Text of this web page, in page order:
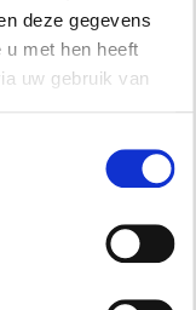
deze gegevens
u met hen heeft
uw gebruik van
ENSCHEDE
draait om
je met lokale